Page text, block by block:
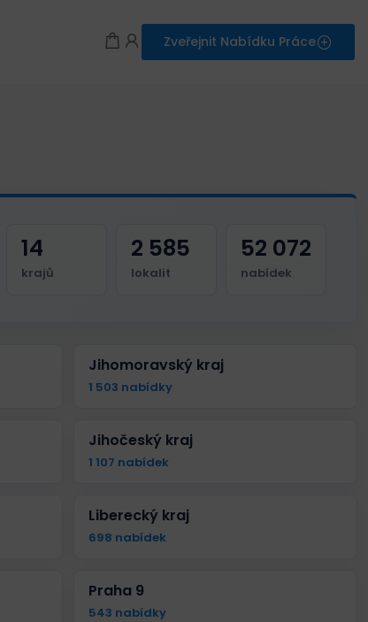
Zveřejnit Nabídku Práce
14
krajů
2 585
lokalit
52 072
nabídek
Jihomoravský kraj
1 503 nabídky
Jihočeský kraj
1 107 nabídek
Liberecký kraj
698 nabídek
Praha 9
543 nabídky